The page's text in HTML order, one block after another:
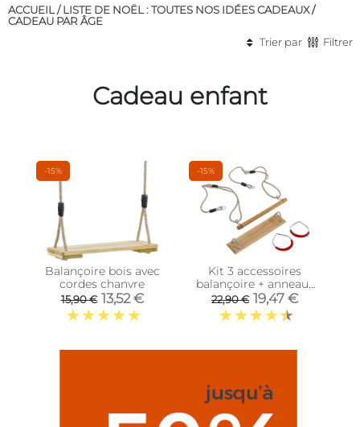
ACCUEIL / LISTE DE NOËL : TOUTES NOS IDÉES CADEAUX/
CADEAU PAR ÂGE
Trier par
Filtrer
Cadeau enfant
-15%
Balançoire bois avec
cordes chanvre
15,90 € 13,52 €
-15%
Kit 3 accessoires
balançoire + anneaux
de gym + trapèze
22,90 € 19,47 €